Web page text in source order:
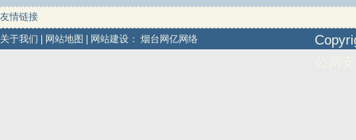
友情链接
关于我们
网站地图 网站建设： 烟台网亿网络